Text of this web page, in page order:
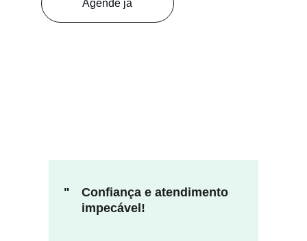
Confiança e atendimento
impecável!
"
Agende já